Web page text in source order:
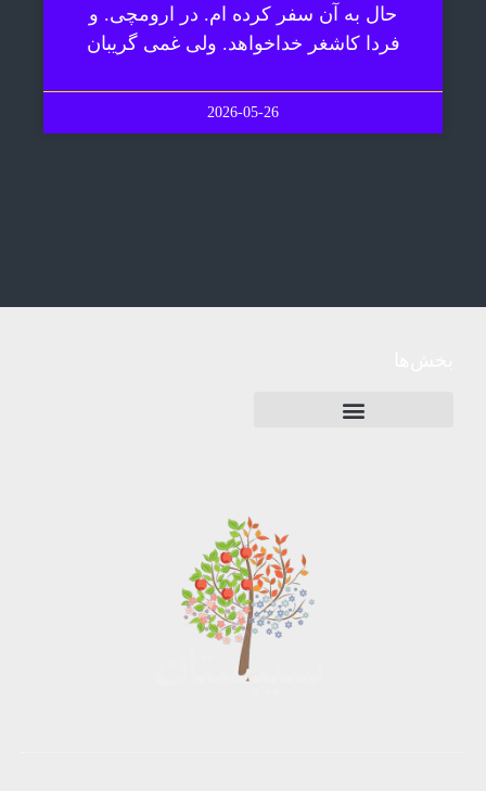
حال به آن سفر کرده ام. در ارومچی. و
فردا کاشغر خداخواهد. ولی غمی گریبان
2026-05-26